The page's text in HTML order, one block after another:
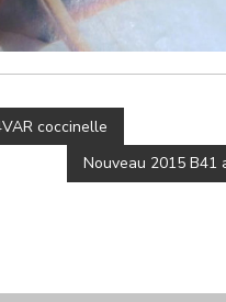
coccinelle
Nouveau 2015 B41